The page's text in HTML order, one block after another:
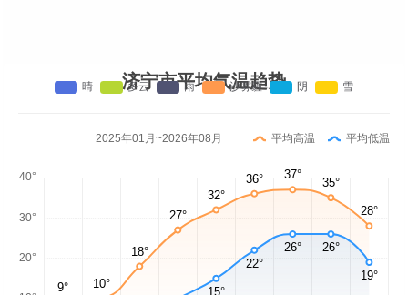
济宁市平均气温趋势
2025年01月~2026年08月 平均高温 平均低温